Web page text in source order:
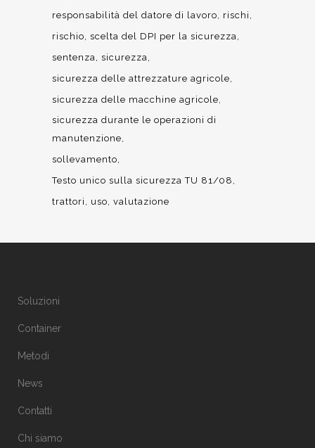
responsabilità del datore di lavoro
rischi
rischio scelta del DPI per la sicurezza
sentenza sicurezza
sicurezza delle attrezzature agricole
sicurezza delle macchine agricole
sicurezza durante le operazioni di
manutenzione
sollevamento
Testo unico sulla sicurezza TU 81/08
trattori
uso valutazione
Soluzioni
Container
Metodi
News
Contatti
Chi siamo